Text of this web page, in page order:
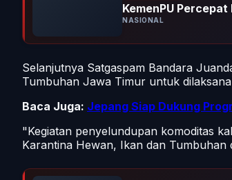
KemenPU
NASIONAL
Selanjutnya Satgaspam Bandara
Tumbuhan Jawa Timur untuk
Baca Juga: Jepang Siap Dukung
"Kegiatan penyelundupan komoditas
Karantina Hewan, Ikan dan Tumbuhan